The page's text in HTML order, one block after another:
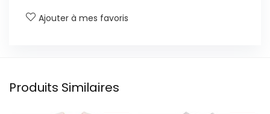
Ajouter à mes favoris
Produits Similaires